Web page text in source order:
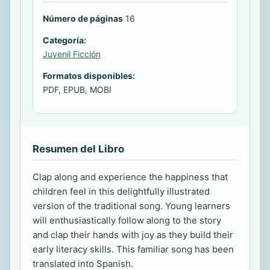
Número de páginas 16
Categoría:
Juvenil Ficción
Formatos disponibles:
PDF, EPUB, MOBI
Resumen del Libro
Clap along and experience the happiness that
children feel in this delightfully illustrated
version of the traditional song. Young learners
will enthusiastically follow along to the story
and clap their hands with joy as they build their
early literacy skills. This familiar song has been
translated into Spanish.